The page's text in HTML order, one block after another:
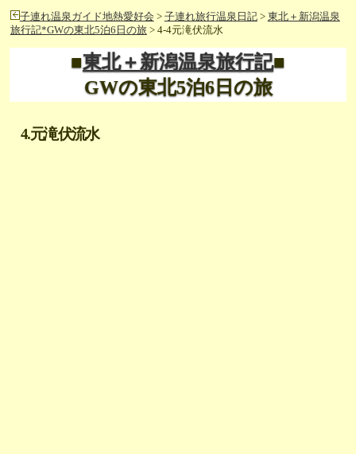
子連れ温泉ガイド地熱愛好会 > 子連れ旅行温泉日記> 東北＋新潟温泉
旅行記*GWの東北5泊6日の旅> 4-4元滝伏流水
■東北＋新潟温泉旅行記■
GWの東北5泊6日の旅
4.元滝伏流水